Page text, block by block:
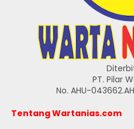
PT. Pilar
No. AHU-
Tentang Wartanias.com